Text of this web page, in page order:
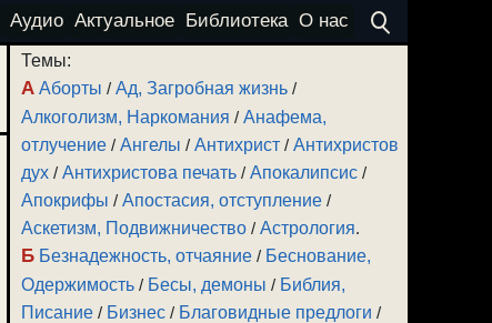
Аудио Актуальное Библиотека О нас
Темы:
А Аборты /Ад, Загробная жизнь /
Алкоголизм, Наркомания /Анафема,
отлучение /Ангелы /Антихрист /Антихристов
дух /Антихристова печать /Апокалипсис /
Апокрифы /Апостасия, отступление /
Аскетизм, Подвижничество /Астрология.
Б Безнадежность, отчаяние / Беснование,
Одержимость / Бесы, демоны / Библия,
Писание / Бизнес / Благовидные предлоги /